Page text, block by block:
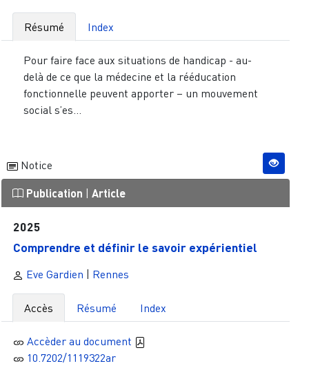
Résumé Index
Pour faire face aux situations de handicap - au-
delà de ce que la médecine et la rééducation
fonctionnelle peuvent apporter – un mouvement
social s’es...
Notice
Publication Article
2025
Comprendre et définir le savoir expérientiel
Eve Gardien Rennes
Accès Résumé Index
Accèder au document
10.7202/1119322ar